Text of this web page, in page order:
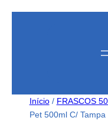
Início/ FRASCOS
Pet 500ml C/ Tampa